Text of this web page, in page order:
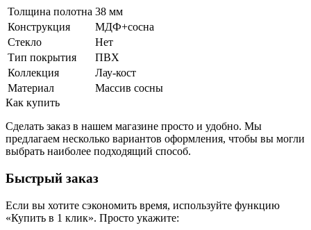
Толщина полотна 38 мм
Конструкция
МДФ+сосна
Стекло
Нет
Тип покрытия
ПВХ
Коллекция
Лау-кост
Материал
Массив сосны
Как купить
Сделать заказ в нашем магазине просто и удобно. Мы
предлагаем несколько вариантов оформления, чтобы вы могли
выбрать наиболее подходящий способ.
Быстрый заказ
Если вы хотите сэкономить время, используйте функцию
«Купить в 1 клик». Просто укажите: